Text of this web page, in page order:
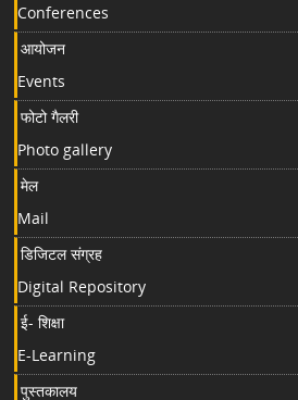
Conferences
आयोजन
Events
फोटो गैलरी
Photo gallery
मेल
Mail
डिजिटल संग्रह
Digital Repository
ई- शिक्षा
E-Learning
पुस्तकालय